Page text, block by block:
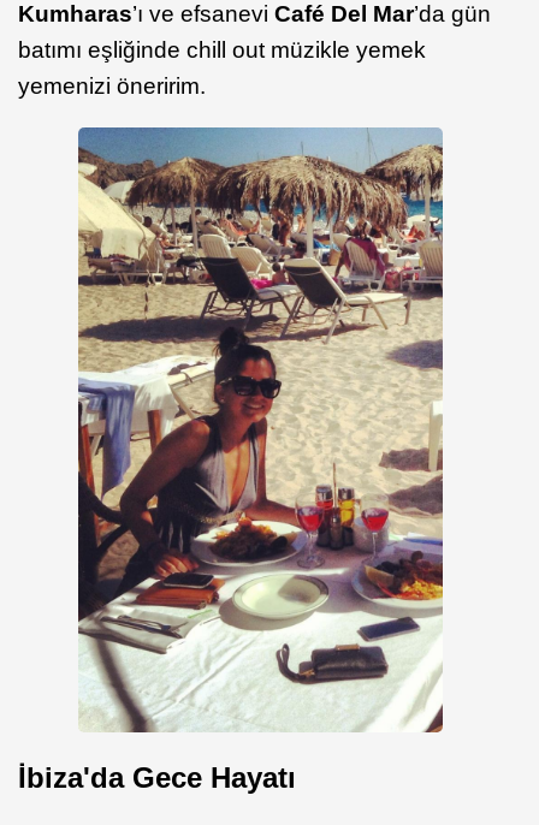
Kumharas’ı ve efsanevi Café Del Mar’da gün
batımı eşliğinde chill out müzikle yemek
yemenizi öneririm.
İbiza'da Gece Hayatı